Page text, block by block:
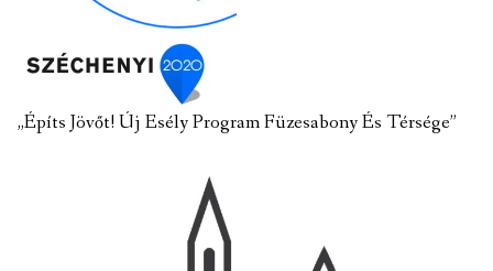
„Építs Jövőt! Új Esély Program Füzesabony És Térsége”